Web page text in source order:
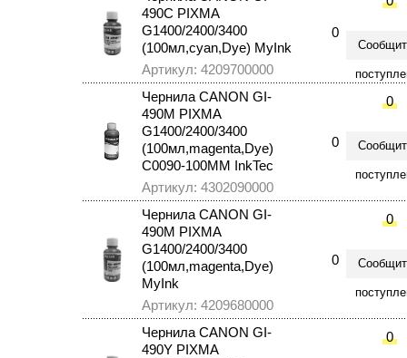
490C PIXMA
G1400/2400/3400
(100мл,cyan,Dye) MyInk
Артикул: 4209700000
0
Чернила CANON GI-
490M PIXMA
G1400/2400/3400
(100мл,magenta,Dye)
C0090-100MM InkTec
Артикул: 4302090000
0
0
Чернила CANON GI-
490M PIXMA
G1400/2400/3400
(100мл,magenta,Dye)
MyInk
Артикул: 4209680000
0
0
Чернила CANON GI-
490Y PIXMA
0